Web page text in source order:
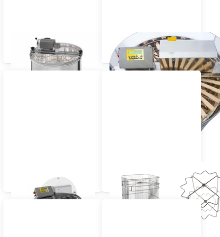
Centrífugas
tangenciales
Extractores radiales de
miel
automático
inoxidable)